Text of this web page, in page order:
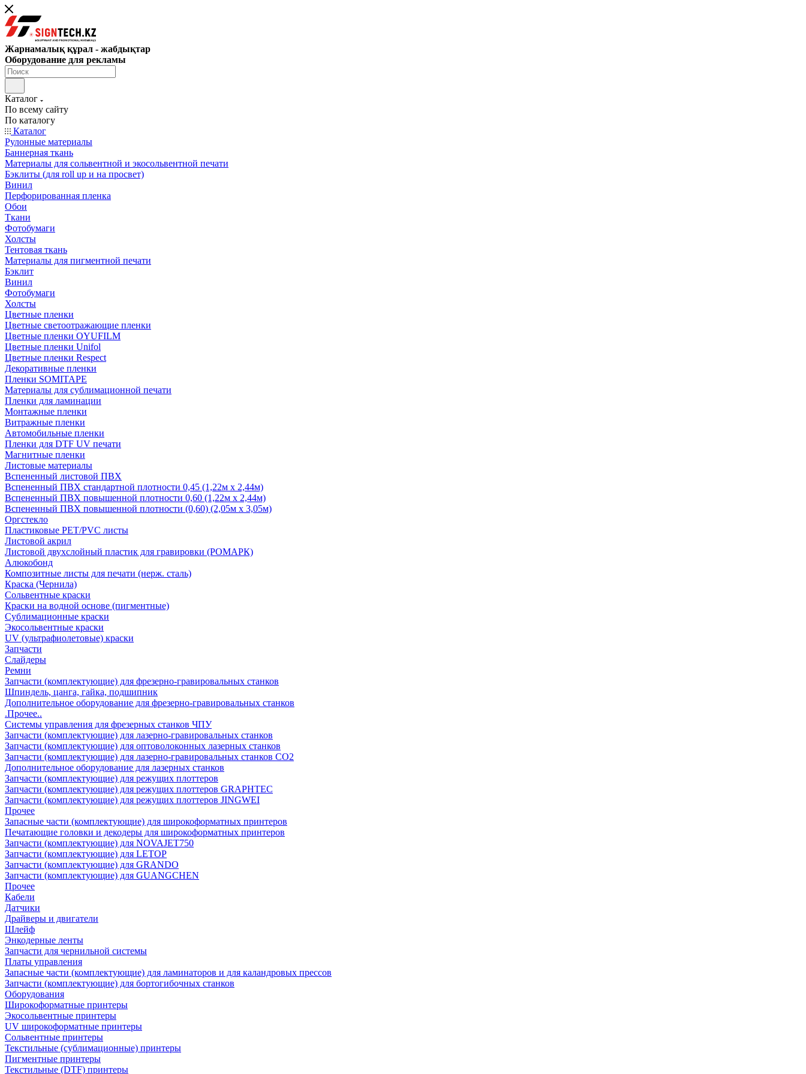
Жарнамалық құрал - жабдықтар
Оборудование для рекламы
Каталог
По всему сайту
По каталогу
Каталог
Рулонные материалы
Баннерная ткань
Материалы для сольвентной и экосольвентной печати
Бэклиты (для roll up и на просвет)
Винил
Перфорированная пленка
Обои
Ткани
Фотобумаги
Холсты
Тентовая ткань
Материалы для пигментной печати
Бэклит
Винил
Фотобумаги
Холсты
Цветные пленки
Цветные светоотражающие пленки
Цветные пленки OYUFILM
Цветные пленки Unifol
Цветные пленки Respect
Декоративные пленки
Пленки SOMITAPE
Материалы для сублимационной печати
Пленки для ламинации
Монтажные пленки
Витражные пленки
Автомобильные пленки
Пленки для DTF UV печати
Магнитные пленки
Листовые материалы
Вспененный листовой ПВХ
Вспененный ПВХ стандартной плотности 0,45 (1,22м х 2,44м)
Вспененный ПВХ повышенной плотности 0,60 (1,22м х 2,44м)
Вспененный ПВХ повышенной плотности (0,60) (2,05м х 3,05м)
Оргстекло
Пластиковые PET/PVC листы
Листовой акрил
Листовой двухслойный пластик для гравировки (РОМАРК)
Алюкобонд
Композитные листы для печати (нерж. сталь)
Краска (Чернила)
Сольвентные краски
Краски на водной основе (пигментные)
Сублимационные краски
Экосольвентные краски
UV (ультрафиолетовые) краски
Запчасти
Слайдеры
Ремни
Запчасти (комплектующие) для фрезерно-гравировальных станков
Шпиндель, цанга, гайка, подшипник
Дополнительное оборудование для фрезерно-гравировальных станков
.Прочее..
Системы управления для фрезерных станков ЧПУ
Запчасти (комплектующие) для лазерно-гравировальных станков
Запчасти (комплектующие) для оптоволоконных лазерных станков
Запчасти (комплектующие) для лазерно-гравировальных станков CO2
Дополнительное оборудование для лазерных станков
Запчасти (комплектующие) для режущих плоттеров
Запчасти (комплектующие) для режущих плоттеров GRAPHTEC
Запчасти (комплектующие) для режущих плоттеров JINGWEI
Прочее
Запасные части (комплектующие) для широкоформатных принтеров
Печатающие головки и декодеры для широкоформатных принтеров
Запчасти (комплектующие) для NOVAJET750
Запчасти (комплектующие) для LETOP
Запчасти (комплектующие) для GRANDO
Запчасти (комплектующие) для GUANGCHEN
Прочее
Кабели
Датчики
Драйверы и двигатели
Шлейф
Энкодерные ленты
Запчасти для чернильной системы
Платы управления
Запасные части (комплектующие) для ламинаторов и для каландровых прессов
Запчасти (комплектующие) для бортогибочных станков
Оборудования
Широкоформатные принтеры
Экосольвентные принтеры
UV широкоформатные принтеры
Сольвентные принтеры
Текстильные (сублимационные) принтеры
Пигментные принтеры
Текстильные (DTF) принтеры